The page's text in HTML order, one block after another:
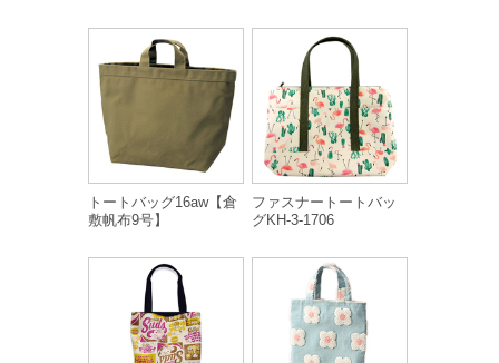
トートバッグ16aw【倉
敷帆布9号】
ファスナートートバッ
グKH-3-1706